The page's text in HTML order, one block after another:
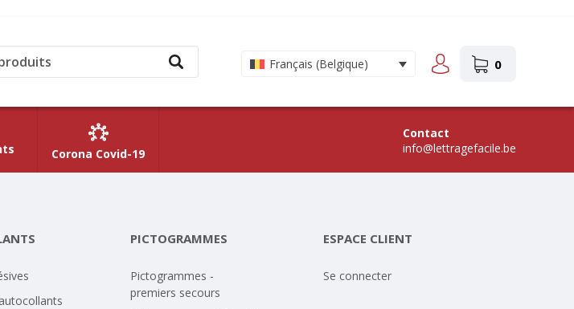
Français (Belgique) 0
Corona Covid-19
Contact
info@lettragefacile.be
PICTOGRAMMES
Pictogrammes -
premiers secours
ESPACE CLIENT
Se connecter